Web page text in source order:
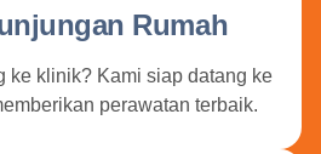
Rumah
ke klinik? Kami siap datang ke
perawatan terbaik.